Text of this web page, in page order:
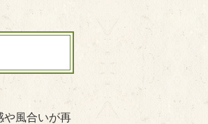
や風合いが再